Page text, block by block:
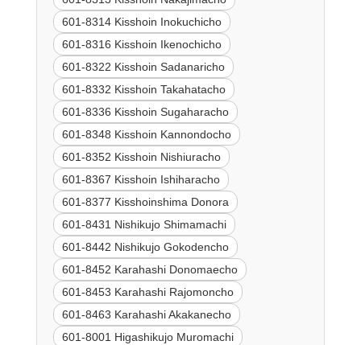
601-8314 Kisshoin Inokuchicho
601-8316 Kisshoin Ikenochicho
601-8322 Kisshoin Sadanaricho
601-8332 Kisshoin Takahatacho
601-8336 Kisshoin Sugaharacho
601-8348 Kisshoin Kannondocho
601-8352 Kisshoin Nishiuracho
601-8367 Kisshoin Ishiharacho
601-8377 Kisshoinshima Donora
601-8431 Nishikujo Shimamachi
601-8442 Nishikujo Gokodencho
601-8452 Karahashi Donomaecho
601-8453 Karahashi Rajomoncho
601-8463 Karahashi Akakanecho
601-8001 Higashikujo Muromachi